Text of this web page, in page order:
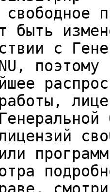
быть
с
поэтому